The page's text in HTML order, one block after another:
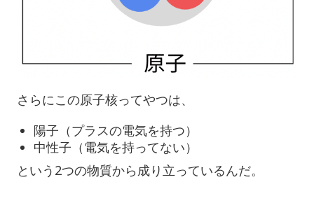
さらにこの原子核ってやつは、
陽子（プラスの電気を持つ）
中性子（電気を持ってない）
という2つの物質から成り立っているんだ。